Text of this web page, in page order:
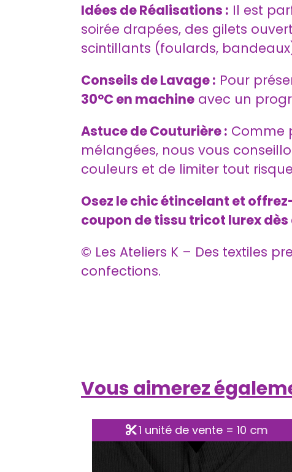
Idées de Réalisations : Il est
soirée drapées, des gilets
scintillants (foulards,
Conseils de Lavage : Pour
30°C en machine avec un
Astuce de Couturière : Comme
mélangées, nous vous
couleurs et de limiter tout
Osez le chic étincelant et
coupon de tissu tricot lurex
© Les Ateliers K – Des textiles
confections.
Vous aimerez
1 unité de vente = 10 cm